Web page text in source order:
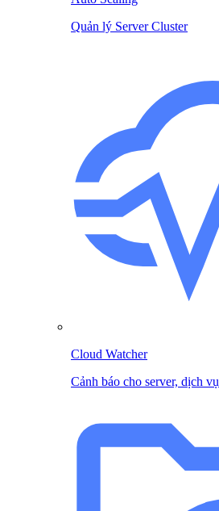
Quản lý Server Cluster
Cloud Watcher
Cảnh báo cho server, dịch vụ